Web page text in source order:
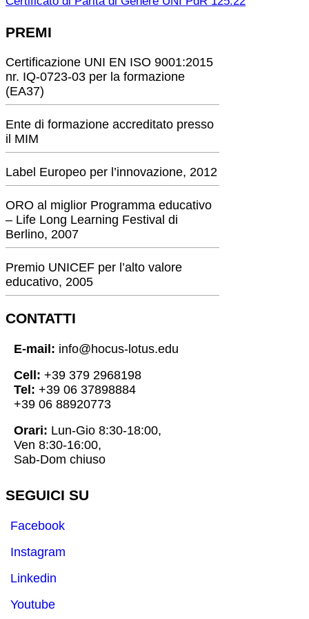
PREMI
Certificazione UNI EN ISO 9001:2015
nr. IQ-0723-03 per la formazione
(EA37)
Ente di formazione accreditato presso
il MIM
Label Europeo per l’innovazione, 2012
ORO al miglior Programma educativo
– Life Long Learning Festival di
Berlino, 2007
Premio UNICEF per l’alto valore
educativo, 2005
CONTATTI
E-mail: info@hocus-lotus.edu
Cell: +39 379 2968198
Tel: +39 06 37898884
+39 06 88920773
Orari: Lun-Gio 8:30-18:00,
Ven 8:30-16:00,
Sab-Dom chiuso
SEGUICI SU
Facebook
Instagram
Linkedin
Youtube